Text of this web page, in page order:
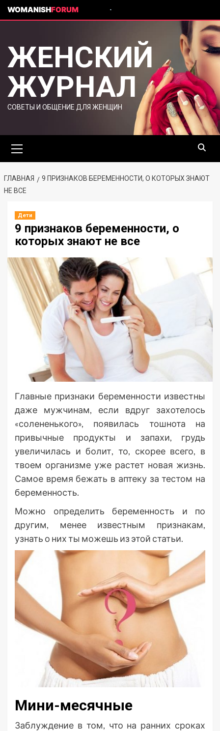
WOMANISHFORUM
ЖЕНСКИЙ
ЖУРНАЛ
СОВЕТЫ И ОБЩЕНИЕ ДЛЯ ЖЕНЩИН
ГЛАВНАЯ
9 ПРИЗНАКОВ БЕРЕМЕННОСТИ, О КОТОРЫХ ЗНАЮТ
НЕ ВСЕ
Дети
9 признаков беременности, о
которых знают не все
Главные признаки беременности известны
даже мужчинам, если вдруг захотелось
«солененького», появилась тошнота на
привычные продукты и запахи, грудь
увеличилась и болит, то, скорее всего, в
твоем организме уже растет новая жизнь.
Самое время бежать в аптеку за тестом на
беременность.
Можно определить беременность и по
другим, менее известным признакам,
узнать о них ты можешь из этой статьи.
Мини-месячные
Заблуждение в том, что на ранних сроках